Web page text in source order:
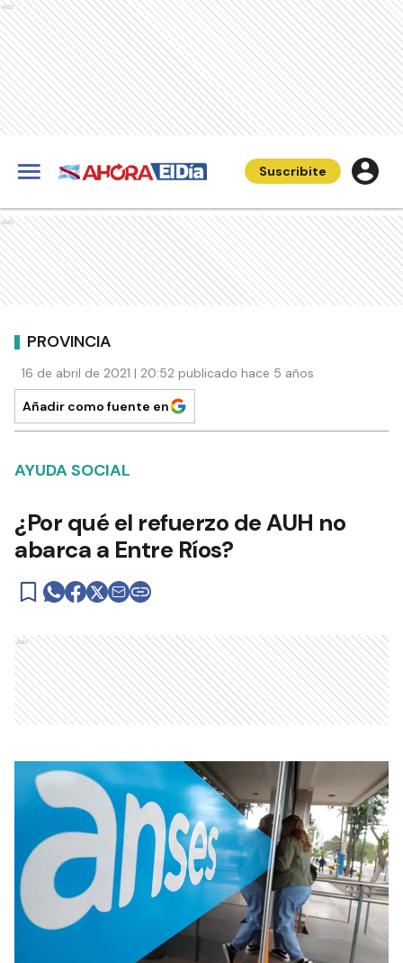
Ads
Suscribite
Ads
PROVINCIA
16 de abril de 2021 | 20:52 publicado hace 5 años
Añadir como fuente en
AYUDA SOCIAL
¿Por qué el refuerzo de AUH no
abarca a Entre Ríos?
Ads